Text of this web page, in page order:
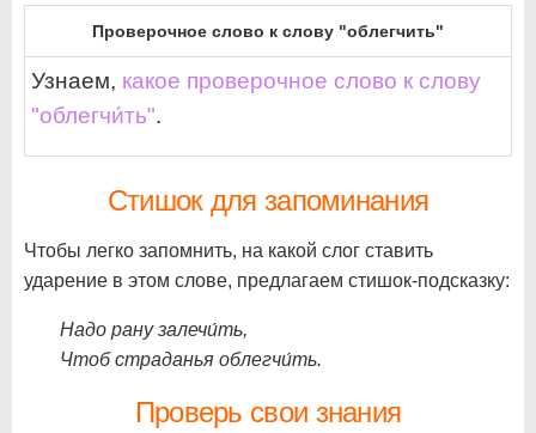
Проверочное слово к слову "облегчить"
Узнаем, какое проверочное слово к слову
"облегчи́ть".
Стишок для запоминания
Чтобы легко запомнить, на какой слог ставить
ударение в этом слове, предлагаем стишок-подсказку:
Надо рану залечи́ть,
Чтоб страданья облегчи́ть.
Проверь свои знания